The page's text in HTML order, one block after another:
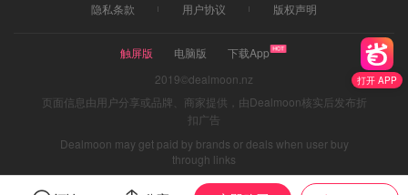
打开 APP
隐私条款
用户协议 版权声明
触屏版 电脑版
下载App
2019©dealmoon.nz
页面信息由用户分享或品牌、商家提供，由Dealmoon核实后发布折
扣广告
Dealmoon may get paid by brands or deals when user buy
through links